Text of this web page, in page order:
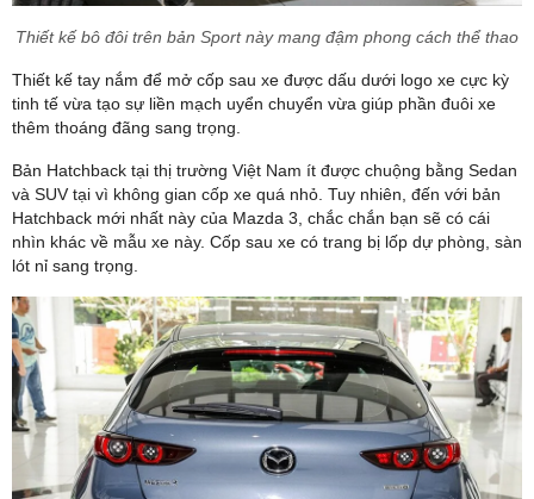
Thiết kế bô đôi trên bản Sport này mang đậm phong cách thể thao
Thiết kế tay nắm để mở cốp sau xe được dấu dưới logo xe cực kỳ
tinh tế vừa tạo sự liền mạch uyển chuyển vừa giúp phần đuôi xe
thêm thoáng đãng sang trọng.
Bản Hatchback tại thị trường Việt Nam ít được chuộng bằng Sedan
và SUV tại vì không gian cốp xe quá nhỏ. Tuy nhiên, đến với bản
Hatchback mới nhất này của Mazda 3, chắc chắn bạn sẽ có cái
nhìn khác về mẫu xe này. Cốp sau xe có trang bị lốp dự phòng, sàn
lót nỉ sang trọng.